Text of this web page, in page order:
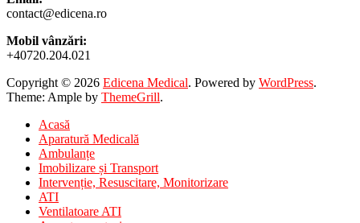
contact@edicena.ro
Mobil vânzări:
+40720.204.021
Copyright © 2026 Edicena Medical. Powered by WordPress.
Theme: Ample by ThemeGrill.
Acasă
Aparatură Medicală
Ambulanțe
Imobilizare și Transport
Intervenție, Resuscitare, Monitorizare
ATI
Ventilatoare ATI